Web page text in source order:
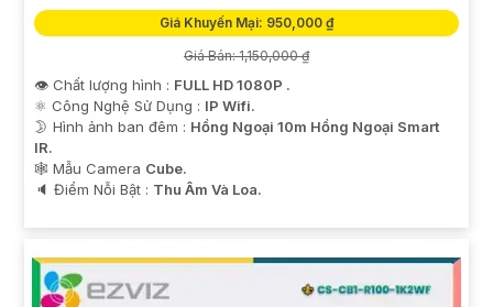
Giá Khuyến Mại: 950,000 ₫
Giá Bán: 1,150,000 ₫
👁 Chất lượng hình : FULL HD 1080P .
⚛️ Công Nghệ Sử Dụng : IP Wifi.
🌛 Hình ảnh ban đêm : Hồng Ngoại 10m Hồng Ngoại Smart
IR.
🕸️ Mẫu Camera Cube.
️🔈 Điểm Nỗi Bật : Thu Âm Và Loa.